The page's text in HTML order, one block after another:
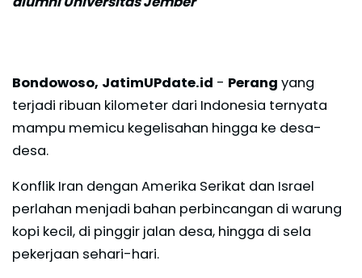
Bondowoso, JatimUPdate.id - Perang yang
terjadi ribuan kilometer dari Indonesia ternyata
mampu memicu kegelisahan hingga ke desa-
desa.
Konflik Iran dengan Amerika Serikat dan Israel
perlahan menjadi bahan perbincangan di warung
kopi kecil, di pinggir jalan desa, hingga di sela
pekerjaan sehari-hari.